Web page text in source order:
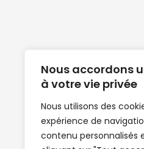
Nous accordons
à votre vie privée
Nous utilisons des
expérience de
contenu personnalisés
Clubs
de